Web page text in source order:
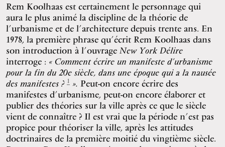
Rem Koolhaas est certainement le personnage qui
aura le plus animé la discipline de la théorie de
l’urbanisme et de l’architecture depuis trente ans. En
1978, la première phrase qu’écrit Rem Koolhaas dans
son introduction à l’ouvrage New York Délire
interroge : « Comment écrire un manifeste d’urbanisme
pour la fin du 20e siècle, dans une époque qui a la nausée
des manifestes ? 1». Peut-on encore écrire des
manifestes d’urbanisme, peut-on encore élaborer et
publier des théories sur la ville après ce que le siècle
vient de connaître ? Il est vrai que la période n’est pas
propice pour théoriser la ville, après les attitudes
doctrinaires de la première moitié du vingtième siècle.